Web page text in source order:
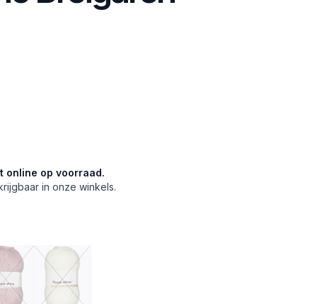
online op voorraad.
in onze winkels.